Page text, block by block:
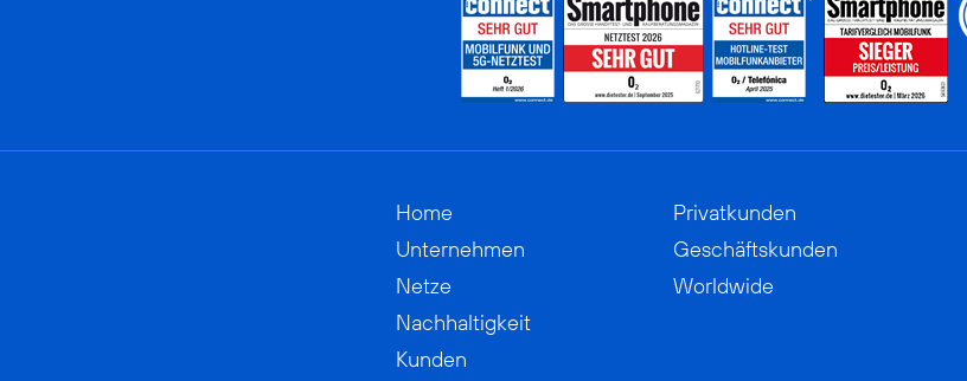
Home
Unternehmen
Netze
Nachhaltigkeit
Kunden
Privatkunden
Geschäftskunden
Worldwide